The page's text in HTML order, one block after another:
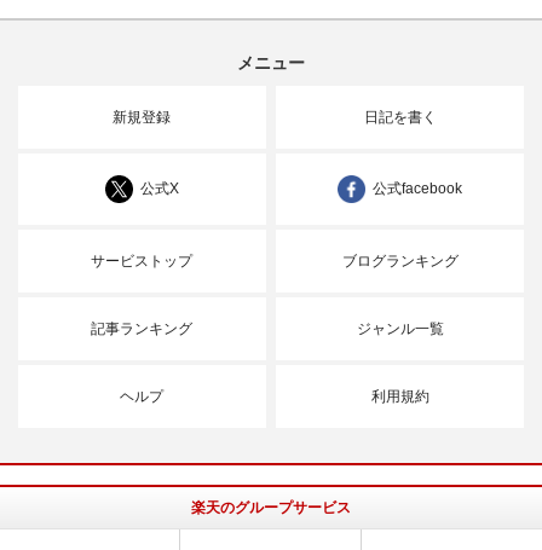
メニュー
新規登録 日記を書く
公式X 公式facebook
サービストップ ブログランキング
記事ランキング ジャンル一覧
ヘルプ 利用規約
楽天のグループサービス